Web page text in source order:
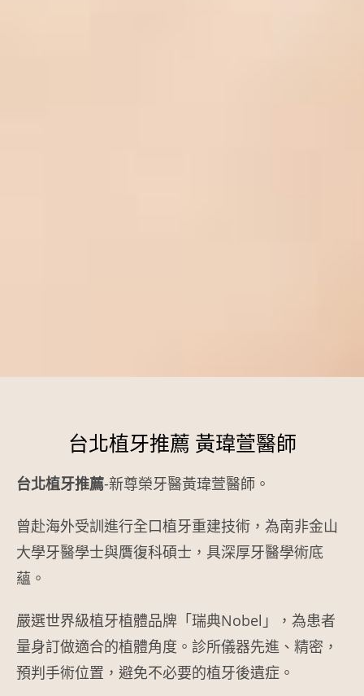
台北植牙推薦 黃瑋萱醫師
台北植牙推薦-新尊榮牙醫黃瑋萱醫師。
曾赴海外受訓進行全口植牙重建技術，為南非金山
大學牙醫學士與贋復科碩士，具深厚牙醫學術底
蘊。
嚴選世界級植牙植體品牌「瑞典Nobel」，為患者
量身訂做適合的植體角度。診所儀器先進、精密，
預判手術位置，避免不必要的植牙後遺症。